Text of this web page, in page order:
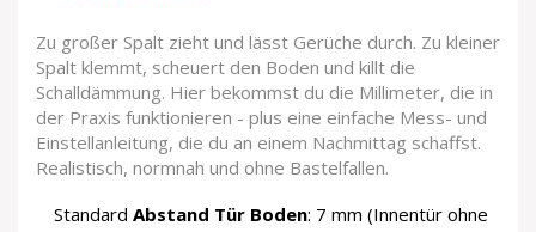
Zu großer Spalt zieht und lässt Gerüche durch. Zu kleiner
Spalt klemmt, scheuert den Boden und killt die
Schalldämmung. Hier bekommst du die Millimeter, die in
der Praxis funktionieren - plus eine einfache Mess- und
Einstellanleitung, die du an einem Nachmittag schaffst.
Realistisch, normnah und ohne Bastelfallen.
Standard Abstand Tür Boden: 7 mm (Innentür ohne